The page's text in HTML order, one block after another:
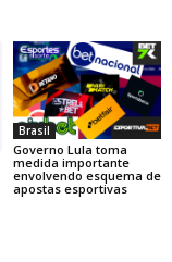
Brasil
Governo Lula toma
medida importante
envolvendo esquema de
apostas esportivas